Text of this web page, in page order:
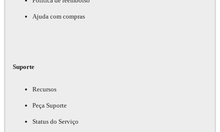
Ajuda com compras
Suporte
Recursos
Peça Suporte
Status do Serviço